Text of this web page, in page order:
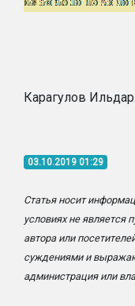
Карагулов Ильдар.
03.10.2019 01:29
Статья носит
условиях не является
автора или
суждениями и
администрация или